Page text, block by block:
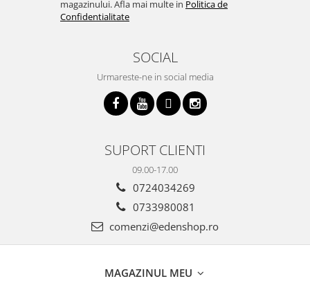
magazinului. Afla mai multe in Politica de
Confidentialitate
SOCIAL
Urmareste-ne in social media
SUPORT CLIENTI
09.00-17.00
0724034269
0733980081
comenzi@edenshop.ro
MAGAZINUL MEU